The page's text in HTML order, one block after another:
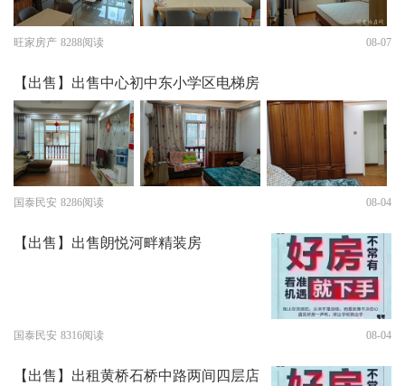
旺家房产 8288阅读 08-07
【出售】出售中心初中东小学区电梯房
国泰民安 8286阅读 08-04
【出售】出售朗悦河畔精装房
国泰民安 8316阅读 08-04
【出售】出租黄桥石桥中路两间四层店